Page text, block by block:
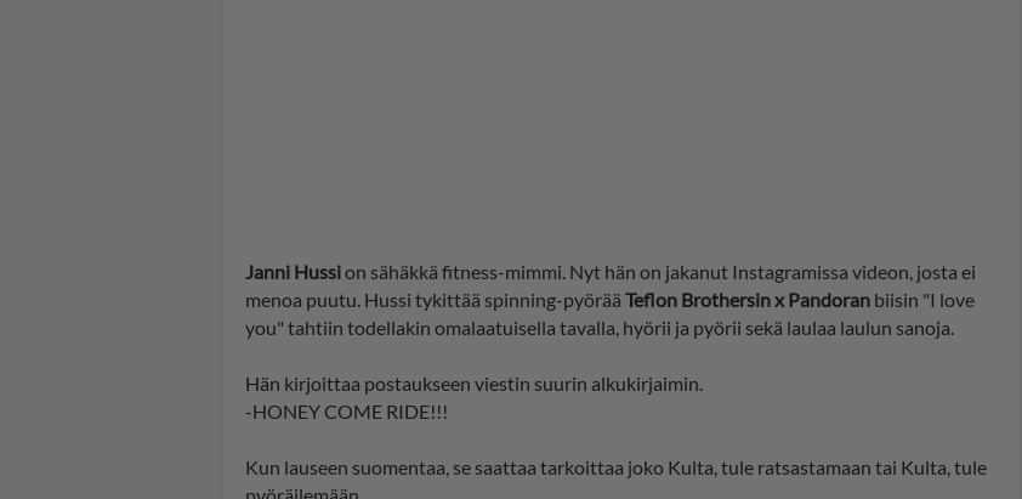
Janni Hussion sähäkkä fitness-mimmi. Nyt hän on jakanut Instagramissa videon, josta ei
menoa puutu. Hussi tykittää spinning-pyörää Teflon Brothersin x Pandoran biisin "I love
you" tahtiin todellakin omalaatuisella tavalla, hyörii ja pyörii sekä laulaa laulun sanoja.
Hän kirjoittaa postaukseen viestin suurin alkukirjaimin.
-HONEY COME RIDE!!!
Kun lauseen suomentaa, se saattaa tarkoittaa joko Kulta, tule ratsastamaan tai Kulta, tule